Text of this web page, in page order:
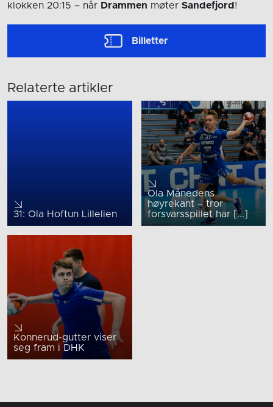
klokken 20:15 – når Drammen møter Sandefjord !
Billetter
Relaterte artikler
31: Ola Hoftun Lillelien
Ola Månedens
høyrekant – tror
forsvarsspillet har [...]
Konnerud-gutter viser
seg fram i DHK